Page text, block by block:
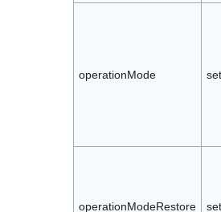
operationMode
operationModeRestore